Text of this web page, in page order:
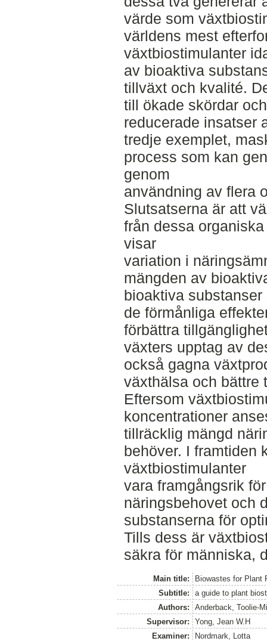
värde som
världens mest
växtbiostimulanter
av bioaktiva
tillväxt och kvalité.
till ökade skördar
reducerade insatser
tredje exemplet,
process som kan
genom
användning av flera
Slutsatserna är att
från dessa
visar
variation i
mängden av
bioaktiva
de förmånliga
förbättra
växters upptag av
också gagna
växthälsa och bättre
Eftersom
koncentrationer
tillräcklig mängd
behöver. I framtiden
växtbiostimulanter
vara framgångsrik
näringsbehovet och
substanserna för
Tills dess är
säkra för människa,
Main title:
Biowastes for Plant
Subtitle:
a guide to plant
Authors:
Anderback, Toolie-
Supervisor:
Yong, Jean W.H
Examiner:
Nordmark, Lotta